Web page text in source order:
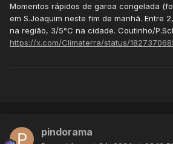
Momentos rápidos de garoa congelada
em S.Joaquim neste fim de manhã. Entre
na região, 3/5°C na cidade. Coutinho/
https://x.com/Climaterra/status/
pindorama